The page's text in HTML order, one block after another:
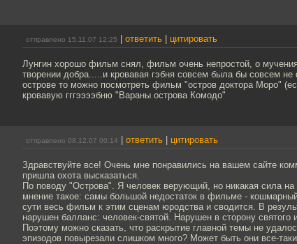
отправлено 15.11.07 12:25 ответить цитировать
Лунгин хорошо фильм снял, фильм очень непростой, о
творении добра.....и кровавая гэбня совсем была бы совсем не
острове то можно посмотреть фильм "остров доктора Моро"
кровавую гггээээбню "Вараны острова Комодо"
отправлено 08.12.07 00:14 ответить цитировать
Здравствуйте все! Очень мне понравились на вашем сайте
пришла охота высказаться.
По поводу "Острова". Я человек верующий, но никакая сила на
мнение такое: самы большой недостаток в фильме -
сути весь фильм к этим сценам юродства и сводится. В
нарушен балланс: человек-святой. Нарушен в сторону святого
Поэтому можно сказать, что раскрытие главной темы не
эпизодов повырезали слишком много? Может быть они все-